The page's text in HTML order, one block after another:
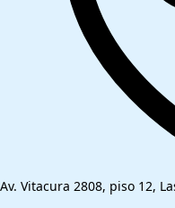
Av. Vitacura 2808, piso 12,